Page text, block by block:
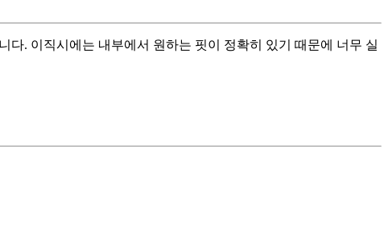
. 이직시에는 내부에서 원하는 핏이 정확히 있기 때문에 너무 실